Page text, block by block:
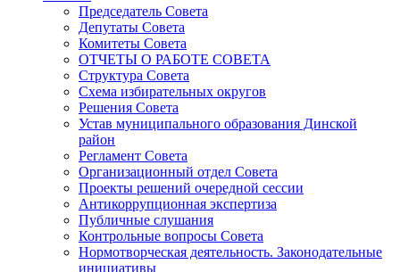
Председатель Совета
Депутаты Совета
Комитеты Совета
ОТЧЕТЫ О РАБОТЕ СОВЕТА
Структура Совета
Схема избирательных округов
Решения Совета
Устав муниципального образования Динской
район
Регламент Совета
Организационный отдел Совета
Проекты решений очередной сессии
Антикоррупционная экспертиза
Публичные слушания
Контрольные вопросы Совета
Нормотворческая деятельность. Законодательные
инициативы